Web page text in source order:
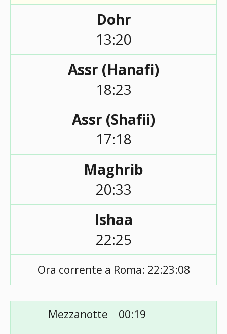
Dohr
13:20
Assr (Hanafi)
18:23
Assr (Shafii)
17:18
Maghrib
20:33
Ishaa
22:25
Ora corrente a Roma: 22:23:08
Mezzanotte
00:19